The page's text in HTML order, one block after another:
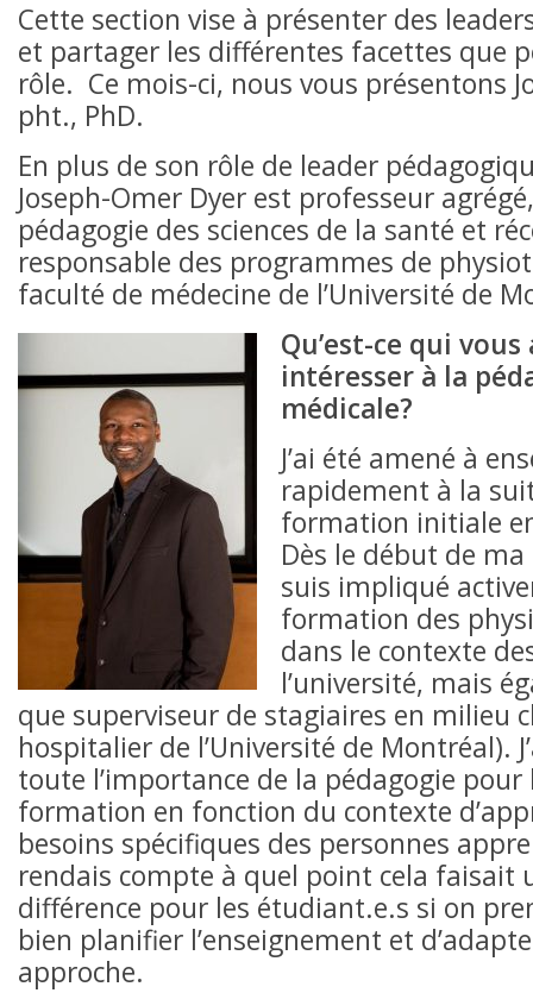
Cette section vise à présenter des
et partager les différentes facettes que
rôle. Ce mois-ci, nous vous présentons
pht., PhD.
En plus de son rôle de leader
Joseph-Omer Dyer est professeur
pédagogie des sciences de la santé et
responsable des programmes de
faculté de médecine de l’Université de
Qu’est-ce qui
intéresser à la
médicale?
J’ai été amené à
rapidement à la
formation initiale
Dès le début de
suis impliqué
formation des
dans le contexte
l’université, mais
que superviseur de stagiaires en milieu
hospitalier de l’Université de Montréal).
toute l’importance de la pédagogie
formation en fonction du contexte
besoins spécifiques des personnes
rendais compte à quel point cela faisait
différence pour les étudiant.e.s si on
bien planifier l’enseignement et
approche.